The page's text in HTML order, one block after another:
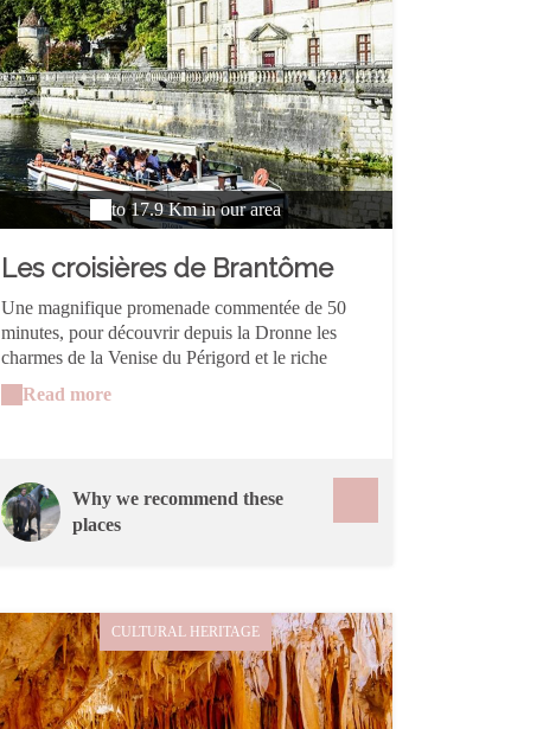
to 17.9 Km in our area
Les croisières de Brantôme
Une magnifique promenade commentée de 50
minutes, pour découvrir depuis la Dronne les
charmes de la Venise du Périgord et le riche
patrimoine architectural de Brantôme. Départ du
pont coudé du XVIe siècle. La gabare d'une
tranquillité. Une découverte fluviale
exceptionnelle à ne pas manquer !
Read more
Why we recommend these
places
CULTURAL HERITAGE